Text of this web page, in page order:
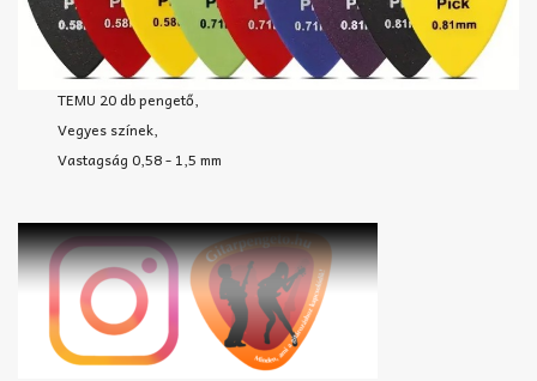
TEMU 20 db pengető,
Vegyes színek,
Vastagság 0,58 - 1,5 mm